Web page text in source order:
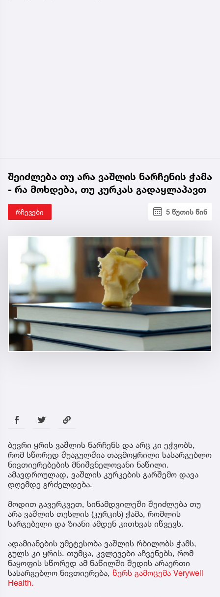
შეიძლება თუ არა ვაშლის ნარჩენის ჭამა
- რა მოხდება, თუ კურკას გადაყლაპავთ
რჩევები 5 წუთის წინ
ბევრი ყრის ვაშლის ნარჩენს და არც კი ეჭვობს,
რომ სწორედ შუაგულშია თავმოყრილი სასარგებლო
ნივთიერებების მნიშვნელოვანი ნაწილი.
ამავდროულად, ვაშლის კურკების გარშემო დავა
დღემდე გრძელდება.
მოდით გავერკვეთ, სინამდვილეში შეიძლება თუ
არა ვაშლის თესლის (კურკის) ჭამა, რომლის
სარგებელი და ზიანი ამდენ კითხვას იწვევს.
ადამიანების უმეტესობა ვაშლის რბილობს ჭამს,
გულს კი ყრის. თუმცა, კვლევები აჩვენებს, რომ
ნაყოფის სწორედ ამ ნაწილში შედის არაერთი
სასარგებლო ნივთიერება, წერს გამოცემა Verywell
Health.